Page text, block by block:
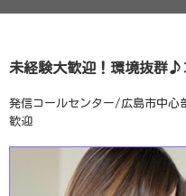
未経験大歓迎！環境抜群♪
発信コールセンター/広島市中
歓迎